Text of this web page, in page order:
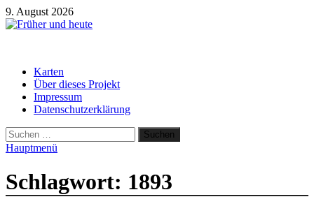
Zum
Inhalt
9. August 2026
Karten
Über dieses Projekt
Impressum
Datenschutzerklärung
Suchen
nach:
Hauptmenü
Schlagwort: 1893